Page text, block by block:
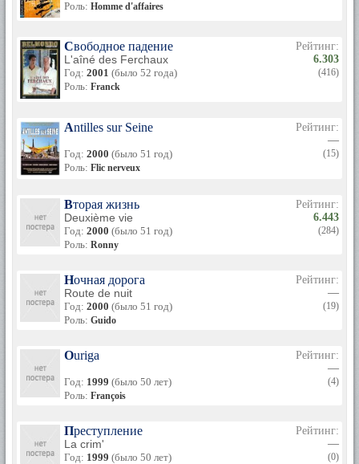
Роль: Homme d'affaires
Свободное падение
L'aîné des Ferchaux
Год: 2001 (было 52 года)
Роль: Franck
Рейтинг:
6.303
(416)
Antilles sur Seine
Год: 2000 (было 51 год)
Роль: Flic nerveux
Рейтинг:
—
(15)
Вторая жизнь
Deuxième vie
Год: 2000 (было 51 год)
Роль: Ronny
Рейтинг:
6.443
(284)
Ночная дорога
Route de nuit
Год: 2000 (было 51 год)
Роль: Guido
Рейтинг:
—
(19)
Ouriga
Год: 1999 (было 50 лет)
Роль: François
Рейтинг:
—
(4)
Преступление
La crim'
Год: 1999 (было 50 лет)
Рейтинг:
—
(0)